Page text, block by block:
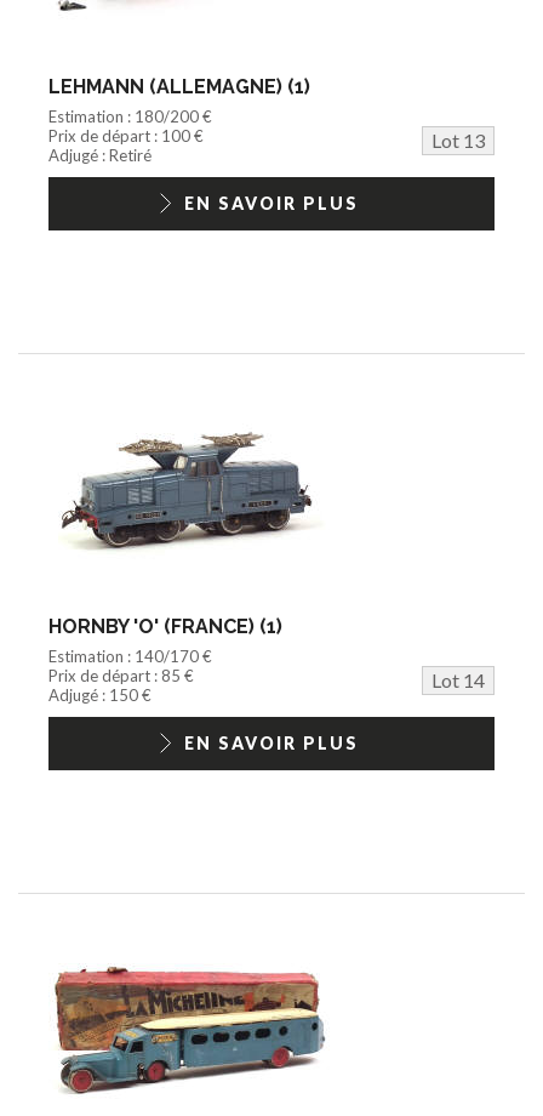
LEHMANN (ALLEMAGNE) (1)
Estimation : 180/200 €
Prix de départ : 100 €
Lot 13
Adjugé : Retiré
EN SAVOIR PLUS
HORNBY 'O' (FRANCE) (1)
Estimation : 140/170 €
Prix de départ : 85 €
Lot 14
Adjugé : 150 €
EN SAVOIR PLUS